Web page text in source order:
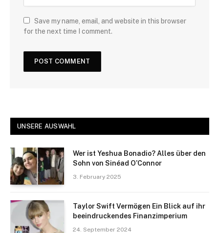
Save my name, email, and website in this browser
for the next time I comment.
UNSERE AUSWAHL
Wer ist Yeshua Bonadio? Alles über den
Sohn von Sinéad O’Connor
3. February 2025
Taylor Swift Vermögen Ein Blick auf ihr
beeindruckendes Finanzimperium
24. September 2024